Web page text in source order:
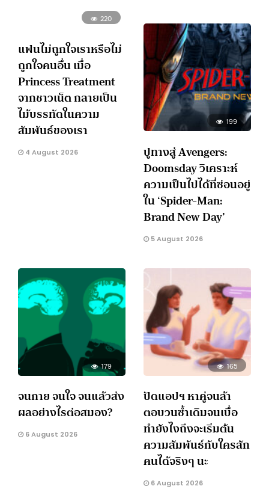
220
แฟนไม่ถูกใจเราหรือไม่
ถูกใจคนอื่น เมื่อ
Princess Treatment
จากชาวเน็ต กลายเป็น
ไม้บรรทัดในความ
สัมพันธ์ของเรา
4 August 2026
199
ปูทางสู่ Avengers:
Doomsday วิเคราะห์
ความเป็นไปได้ที่ซ่อนอยู่
ใน ‘Spider-Man:
Brand New Day’
5 August 2026
179
จนกาย จนใจ จนแล้วส่ง
ผลอย่างไรต่อสมอง?
6 August 2026
165
ปัดแอปฯ หาคู่จนล้า
ตอบวนซ้ำเดิมจนเบื่อ
ทำยังไงถึงจะเริ่มต้น
ความสัมพันธ์กับใครสัก
คนได้จริงๆ นะ
6 August 2026